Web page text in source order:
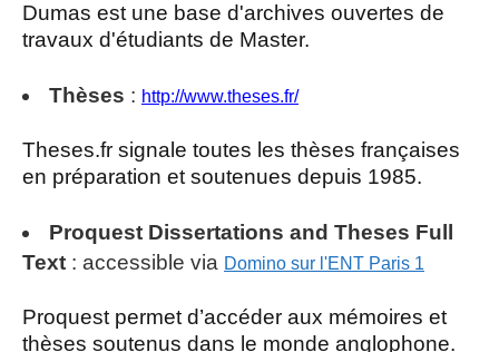
Dumas est une base d'archives ouvertes de
travaux d'étudiants de Master.
Thèses : http://www.theses.fr/
Theses.fr signale toutes les thèses françaises
en préparation et soutenues depuis 1985.
Proquest Dissertations and Theses Full
Text : accessible via Domino sur l'ENT Paris 1
Proquest permet d’accéder aux mémoires et
thèses soutenus dans le monde anglophone.